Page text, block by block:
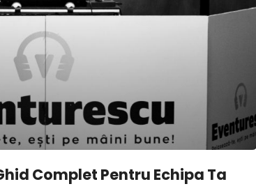
Complet Pentru Echipa Ta